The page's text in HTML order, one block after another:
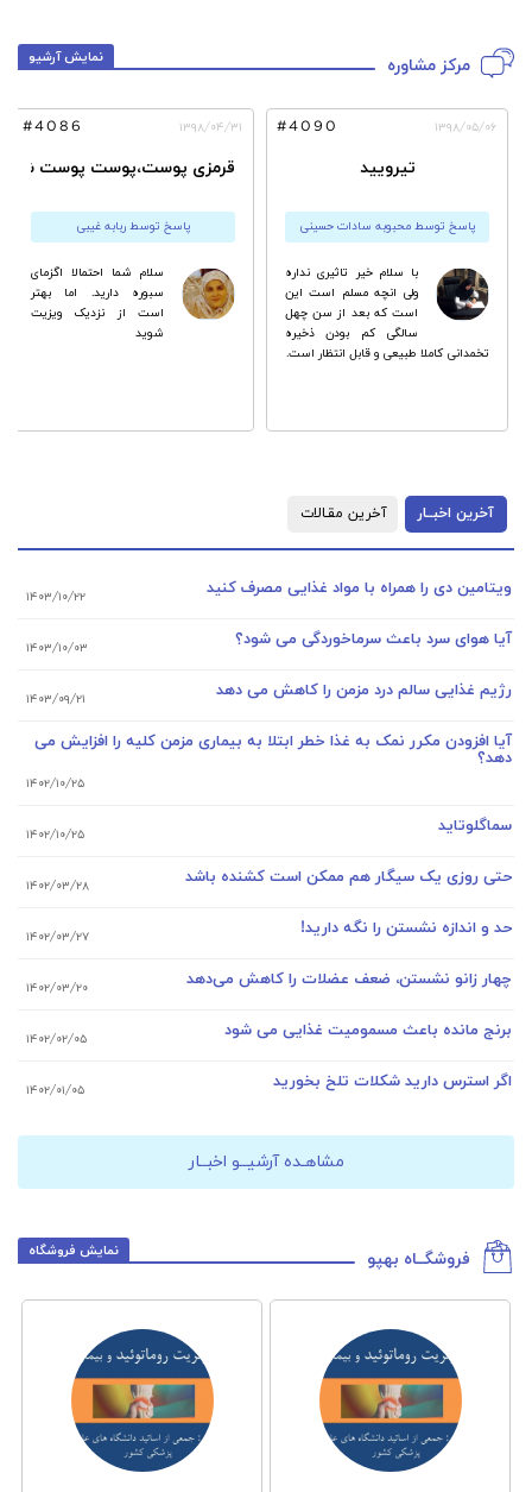
مرکز مشاوره نمایش آرشیو
تیرویید
پاسخ توسط محبوبه سادات حسینی
۱۳۹۸/۰۵/۰۶ #4090
با سلام خیر تاثیری نداره
ولی انچه مسلم است این
است که بعد از سن چهل
سالگی کم بودن ذخیره
تخمدانی کاملا طبیعی و قابل انتظار است.
قرمزی پوست،پوست پوست
پاسخ توسط ربابه غیبی
۱۳۹۸/۰۴/۳۱ #4086
سلام شما احتمالا اگزماى
سبوره دارید. اما بهتر
است از نزدیک ویزیت
شوید
آخرین اخبــار آخرین مقـالات
ویتامین دی را همراه با مواد غذایی مصرف کنید ۱۴۰۳/۱۰/۲۲
آیا هوای سرد باعث سرماخوردگی می شود؟ ۱۴۰۳/۱۰/۰۳
رژیم غذایی سالم درد مزمن را کاهش می دهد ۱۴۰۳/۰۹/۲۱
آیا افزودن مکرر نمک به غذا خطر ابتلا به بیماری مزمن کلیه را افزایش می
دهد؟
۱۴۰۲/۱۰/۲۵
سماگلوتاید ۱۴۰۲/۱۰/۲۵
حتی روزی یک سیگار هم ممکن است کشنده باشد ۱۴۰۲/۰۳/۲۸
حد و اندازه نشستن را نگه دارید! ۱۴۰۲/۰۳/۲۷
چهار زانو نشستن، ضعف عضلات را کاهش می‌دهد ۱۴۰۲/۰۳/۲۰
برنج مانده باعث مسمومیت غذایی می شود ۱۴۰۲/۰۲/۰۵
اگر استرس دارید شکلات تلخ بخورید ۱۴۰۲/۰۱/۰۵
مشاهـده آرشیــو اخبــار
فروشگــاه بهپو نمایش فروشگاه